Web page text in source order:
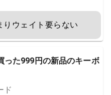
ウェイト要らない
った999円の新品のキーボ
ド